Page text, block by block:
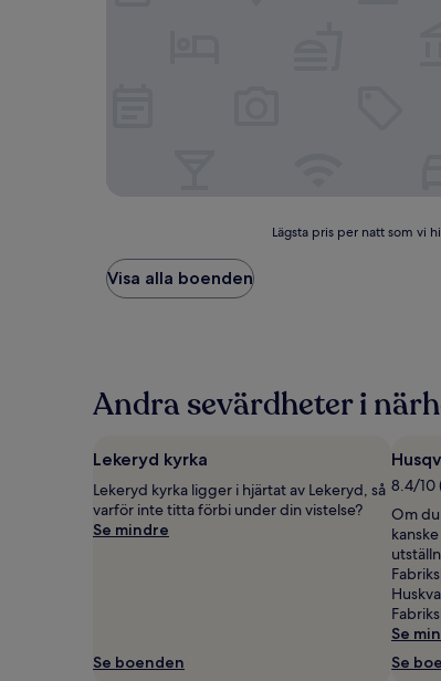
per
natt
de
senaste
baserat
på
1 natt
för
2 vuxna.
villkor
Lägsta pris per natt som vi
Visa alla boenden
Andra sevärdheter i
Lekeryd kyrka
Lekeryd kyrka ligger i hjärtat av Lekeryd, så
varför inte titta förbi under din vistelse?
Se mindre
Se boenden
8.4/10
Om du
Se
Se